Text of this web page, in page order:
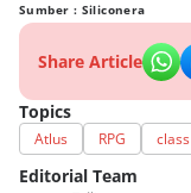
Sumber : Siliconera
Share Article
Topics
Atlus RPG class
Editorial Team